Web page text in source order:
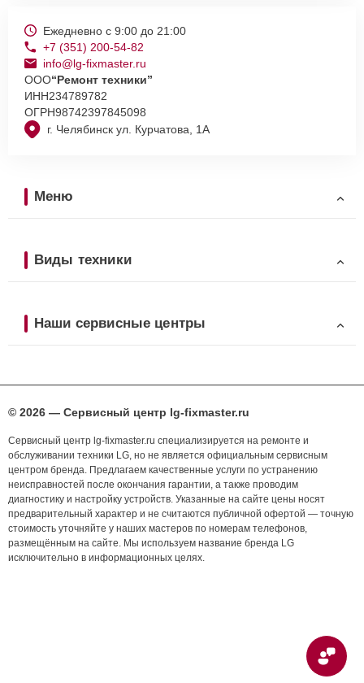
г. Челябинск ул. Курчатова, 1А
Ежедневно с 9:00 до 21:00
+7 (351) 200-54-82
info@lg-fixmaster.ru
ООО“Ремонт техники”
ИНН234789782
ОГРН98742397845098
Меню
Виды техники
Наши сервисные центры
© 2026 — Сервисный центр lg-fixmaster.ru
Сервисный центр lg-fixmaster.ru специализируется на ремонте и
обслуживании техники LG, но не является официальным сервисным
центром бренда. Предлагаем качественные услуги по устранению
неисправностей после окончания гарантии, а также проводим
диагностику и настройку устройств. Указанные на сайте цены носят
предварительный характер и не считаются публичной офертой — точную
стоимость уточняйте у наших мастеров по номерам телефонов,
размещённым на сайте. Мы используем название бренда LG
исключительно в информационных целях.